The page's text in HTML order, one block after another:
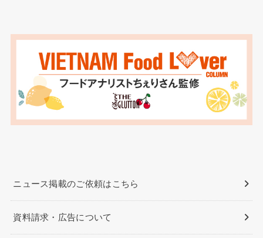
ニュース掲載のご依頼はこちら
資料請求・広告について